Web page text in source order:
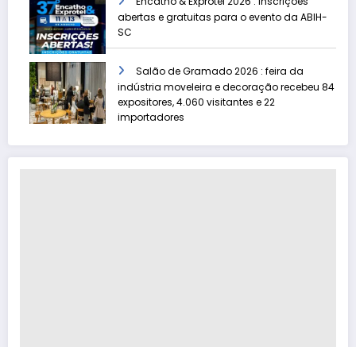
abertas e gratuitas para o evento da ABIH-
SC
Salão de Gramado 2026 : feira da
indústria moveleira e decoração recebeu 84
expositores, 4.060 visitantes e 22
importadores